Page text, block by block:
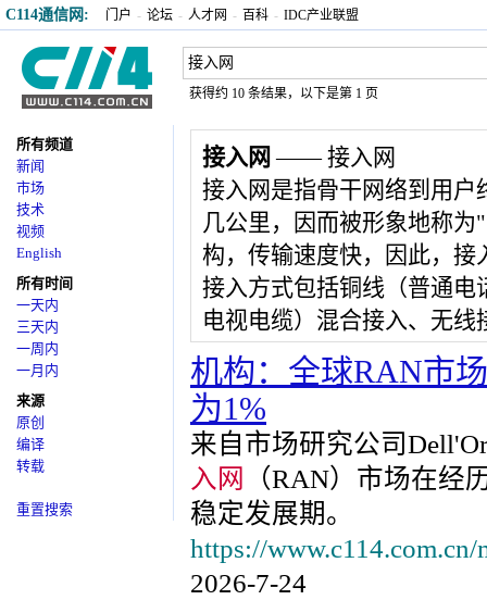
C114通信网: 门户 - 论坛 - 人才网 - 百科 - IDC产业联盟
获得约 10 条结果，以下是第 1 页
所有频道
新闻
市场
技术
视频
English
所有时间
一天内
三天内
一周内
一月内
来源
原创
编译
转载
重置搜索
接入网 —— 接入网
接入网是指骨干网络到用
几公里，因而被形象地称
构，传输速度快，因此，
接入方式包括铜线（普通
电视电缆）混合接入、无
机构：全球RAN市
为1%
来自市场研究公司
入网
（RAN）市场在经
稳定发展期。
https://
2026-7-24